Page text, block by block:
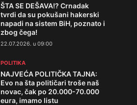
ŠTA SE DEŠAVA!? Crnadak
tvrdi da su pokušani hakerski
napadi na sistem BiH, poznato i
zbog čega!
22.07.2026. u 09:00
POLITIKA
NAJVEĆA POLITIČKA TAJNA:
Evo na šta političari troše naš
novac, čak po 20.000-70.000
eura, imamo listu